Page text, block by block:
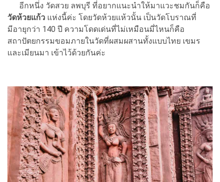
อีกหนึ่ง วัดสวย ลพบุรี ที่อยากแนะนำให้มาแวะชมกันก็คือ
วัดห้วยแก้ว แห่งนี้ค่ะ โดยวัดห้วยแห้วนั้น เป็นวัดโบราณที่
มีอายุกว่า 140 ปี ความโดดเด่นที่ไม่เหมือนมี่ไหนก็คือ
สถาปัตยกรรมขอมภายในวัดที่ผสมผสานทั้งแบบไทย เขมร
และเมียนมา เข้าไว้ด้วยกันค่ะ